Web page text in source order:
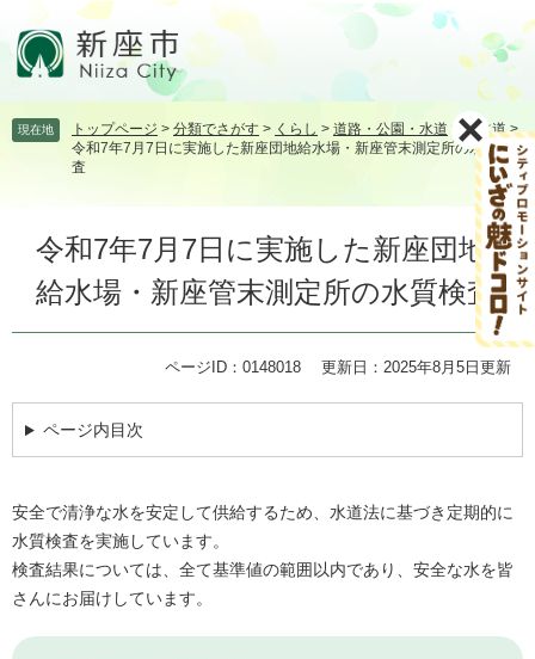
頭飛 現在地 トップページ > 分類でさがす > くらし > 道路・公園・水道 >上水道>
令和7年7月7日に実施した新座団地給水場・新座管末測定所の水質検
査
令和7年7月7日に実施した新座団地
給水場・新座管末測定所の水質検査
ページID：0148018 更新日：2025年8月5日更新
ページ内目次
安全で清浄な水を安定して供給するため、水道法に基づき定期的に
水質検査を実施しています。
検査結果については、全て基準値の範囲以内であり、安全な水を皆
さんにお届けしています。